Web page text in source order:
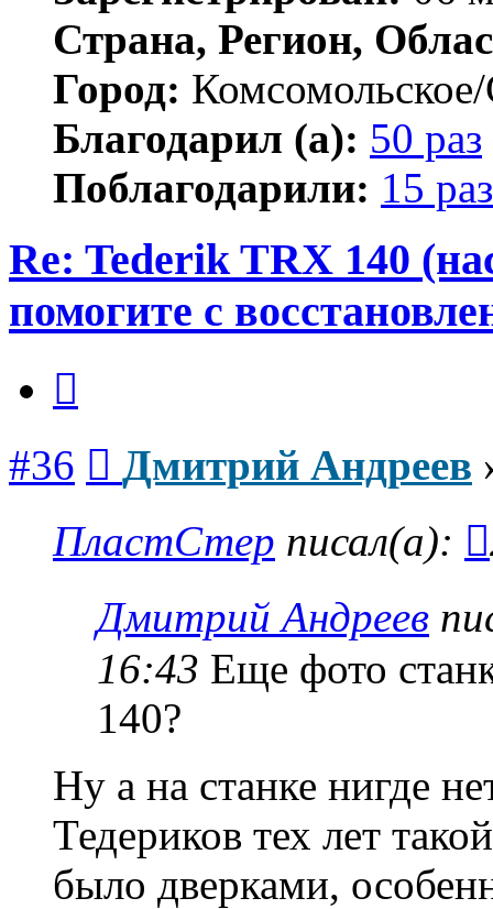
Страна, Регион,
Город:
Благодарил (а): 50 раз
Поблагодарили: 15 раз
Re: Tederik TRX 140
помогите с
#36 Дмитрий Андреев
ПластСтер писал(а):
Дмитрий Андреев
16:43 Еще фото
140?
Ну а на станке нигде
Тедериков тех лет
было дверками,